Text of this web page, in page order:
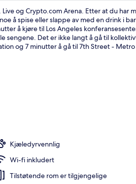
og Crypto.com Arena. Etter at du har
å spise eller slappe av med en drink i
å kjøre til Los Angeles
sengene. Det er ikke langt å gå til
og 7 minutter å gå til 7th Street -
Kjæledyrvennlig
Wi-fi inkludert
Tilstøtende rom er tilgjengelige